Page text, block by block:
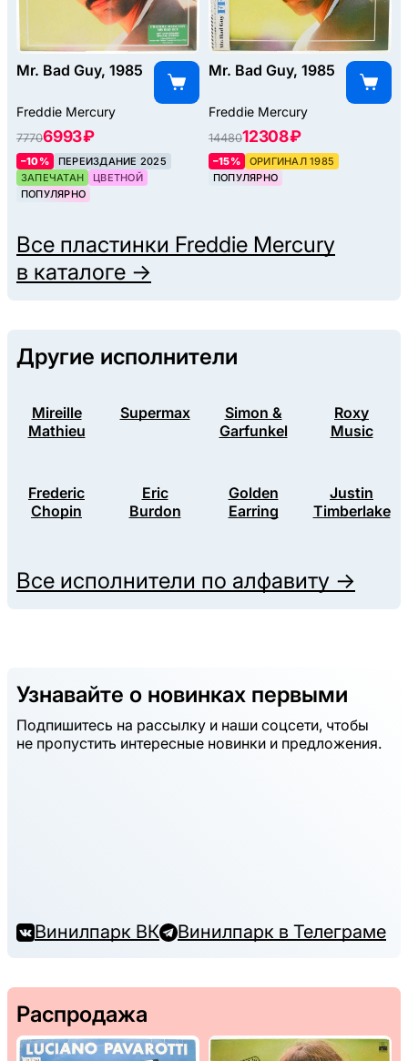
Mr. Bad Guy, 1985
Freddie Mercury
77706993 ₽
–10%
ПЕРЕИЗДАНИЕ 2025
ЗАПЕЧАТАН
ЦВЕТНОЙ
ПОПУЛЯРНО
Mr. Bad Guy, 1985
Freddie Mercury
1448012308 ₽
–15%
ОРИГИНАЛ 1985
ПОПУЛЯРНО
Все пластинки Freddie Mercury
в каталоге →
Другие исполнители
Mireille
Mathieu
Supermax
Simon &
Garfunkel
Roxy
Music
Frederic
Chopin
Eric
Burdon
Golden
Earring
Justin
Timberlake
Все исполнители по алфавиту →
Узнавайте о новинках первыми
Подпишитесь на рассылку и наши соцсети, чтобы
не пропустить интересные новинки и предложения.
Винилпарк ВК Винилпарк в Телеграме
Распродажа